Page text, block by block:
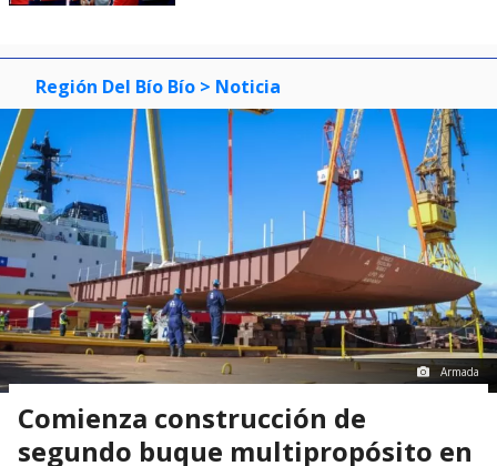
Región Del Bío Bío > Noticia
Armada
Comienza construcción de
segundo buque multipropósito en